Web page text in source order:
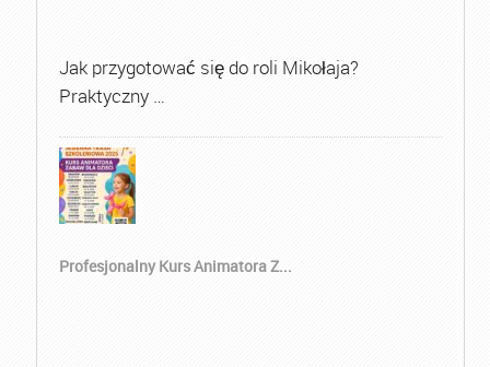
Jak przygotować się do roli Mikołaja?
Praktyczny …
Profesjonalny Kurs Animatora Z...